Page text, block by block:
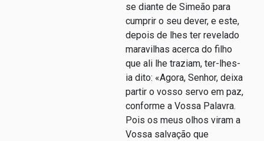
se diante de Simeão para
cumprir o seu dever, e este,
depois de lhes ter revelado
maravilhas acerca do filho
que ali lhe traziam, ter-lhes-
ia dito: «Agora, Senhor, deixa
partir o vosso servo em paz,
conforme a Vossa Palavra.
Pois os meus olhos viram a
Vossa salvação que